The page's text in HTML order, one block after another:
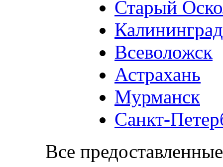
Старый
Калининград
Всеволожск
Астрахань
Мурманск
Санкт-
Все